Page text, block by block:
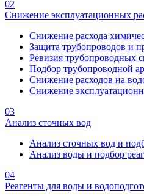
02
Снижение эксплуатационных
Снижение расхода
Защита трубопроводов и
Ревизия трубопроводных
Подбор трубопроводной
Снижение расходов на
Снижение
03
Анализ сточных вод
Анализ сточных вод и
Анализ воды и подбор
04
Реагенты для воды и